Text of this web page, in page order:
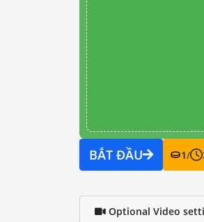
BẮT ĐẦU 1/
Optional Video